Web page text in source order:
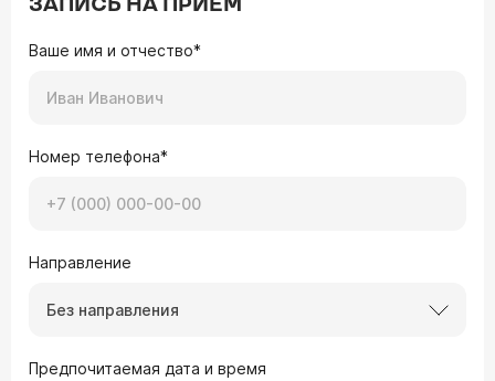
ЗАПИСЬ НА ПРИЕМ
Ваше имя и отчество*
Номер телефона*
Направление
Без направления
Предпочитаемая дата и время